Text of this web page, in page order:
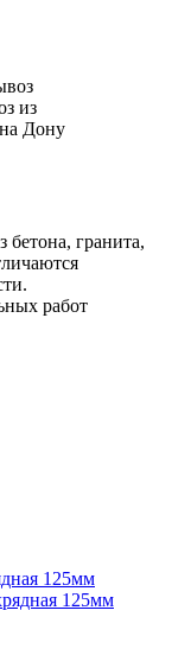
из
Дону
бетона, гранита,
работ
125мм